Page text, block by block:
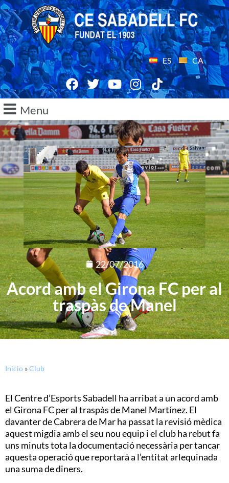
ES CA
Menu
22/07/2016
Acord amb el Girona FC per al
traspàs de Manel
Inicio »Club
El Centre d’Esports Sabadell ha arribat a un acord amb
el Girona FC per al traspàs de Manel Martínez. El
davanter de Cabrera de Mar ha passat la revisió mèdica
aquest migdia amb el seu nou equip i el club ha rebut fa
uns minuts tota la documentació necessària per tancar
aquesta operació que reportarà a l’entitat arlequinada
una suma de diners.